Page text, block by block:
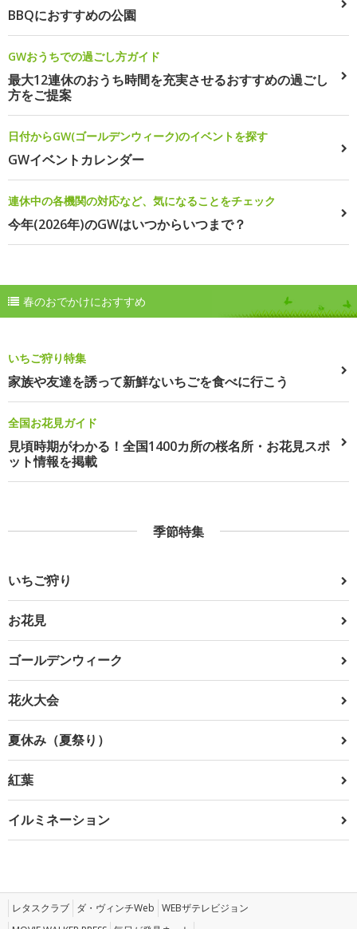
BBQにおすすめの公園
GWおうちでの過ごし方ガイド
最大12連休のおうち時間を充実させるおすすめの過ごし
方をご提案
日付からGW(ゴールデンウィーク)のイベントを探す
GWイベントカレンダー
連休中の各機関の対応など、気になることをチェック
今年(2026年)のGWはいつからいつまで？
春のおでかけにおすすめ
いちご狩り特集
家族や友達を誘って新鮮ないちごを食べに行こう
全国お花見ガイド
見頃時期がわかる！全国1400カ所の桜名所・お花見スポ
ット情報を掲載
季節特集
いちご狩り
お花見
ゴールデンウィーク
花火大会
夏休み（夏祭り）
紅葉
イルミネーション
レタスクラブ ダ・ヴィンチWeb WEBザテレビジョン